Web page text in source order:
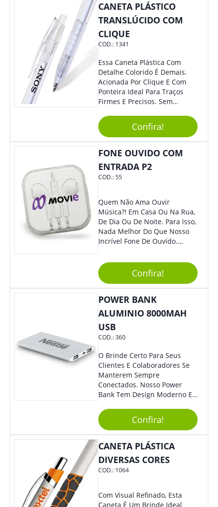
CANETA PLÁSTICO
TRANSLÚCIDO COM
CLIQUE
COD.: 1341
Essa Caneta Plástica Com
Detalhe Colorido É Demais.
Acionada Por Clique E Com
Ponteira Ideal Para Traços
Firmes E Precisos. Sem
Brinde Para Representar Sua
Marca. Dimensões: 1.6 Cm X
14 Cm X 1.6 Cm
Confira!
FONE OUVIDO COM
ENTRADA P2
COD.:55
Quem Não Ama Ouvir
Música?! Em Casa Ou Na Rua,
De Dia Ou De Noite. Para Isso,
Nada Melhor Do Que Nosso
Incrível Fone De Ouvido.
De Excelente Qualidade, E
Contando Com Tamanho De
Fio Ideal Para Se Movimentar
Com Mais Liberdade, É O
Brinde Que Seus Clientes E
Colaboradores Mais Querem!
Não Fique De Fora! Ofereça
Em Eventos, Feiras E
Congressos, E Tenha Sua
Confira!
POWER BANK
ALUMINIO 8000MAH
USB
COD.:360
O Brinde Certo Para Seus
Clientes E Colaboradores Se
Manterem Sempre
Conectados. Nosso Power
Bank Tem Design Moderno E
Na Bolsa Ou Na Mochila.
Compatível Com Diversos
Aparelhos, O Brinde É Super
Eficiente E Ágil, Ideal Para
Dia A Dia. Personalize-O Com
Sua Marca E Tenha Ainda
Feiras De Negócios.
Confira!
CANETA PLÁSTICA
DIVERSAS CORES
COD.: 1064
Com Visual Refinado, Esta
Caneta É Um Brinde Ideal